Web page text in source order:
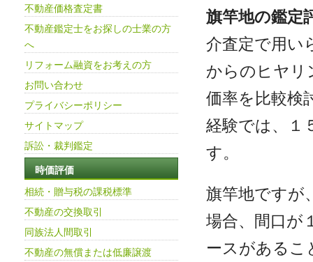
旗竿地の鑑定
介査定で用い
からのヒヤリ
価率を比較検
経験では、１
す。
旗竿地ですが
場合、間口が
ースがあるこ
不動産価格査定書
不動産鑑定士をお探しの士業の方
へ
リフォーム融資をお考えの方
お問い合わせ
プライバシーポリシー
サイトマップ
訴訟・裁判鑑定
時価評価
相続・贈与税の課税標準
不動産の交換取引
同族法人間取引
不動産の無償または低廉譲渡